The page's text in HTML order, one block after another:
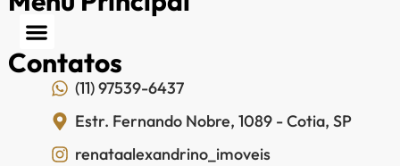
Contatos
(11) 97539-6437
Estr. Fernando Nobre, 1089 - Cotia, SP
renataalexandrino_imoveis